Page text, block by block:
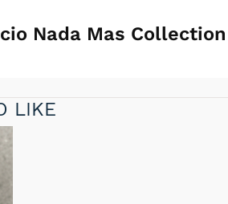
Nada Mas Collection
LIKE